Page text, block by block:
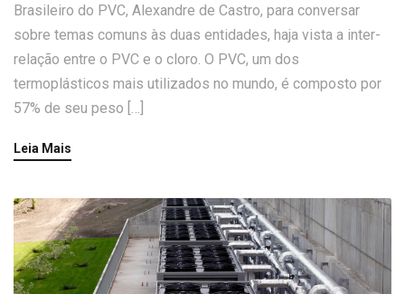
Brasileiro do PVC, Alexandre de Castro, para conversar
sobre temas comuns às duas entidades, haja vista a inter-
relação entre o PVC e o cloro. O PVC, um dos
termoplásticos mais utilizados no mundo, é composto por
57% de seu peso […]
Leia Mais